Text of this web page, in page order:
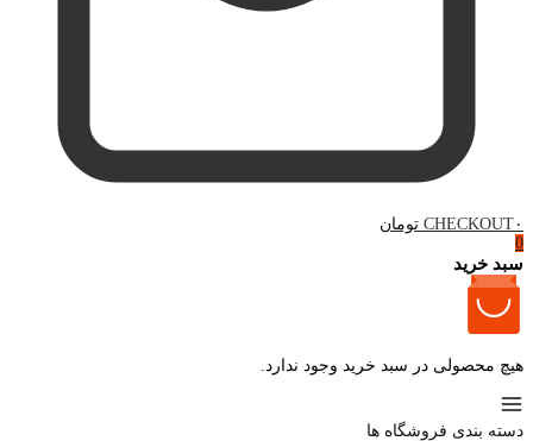
CHECKOUT ۰ تومان
0
سبد خرید
هیچ محصولی در سبد خرید وجود ندارد.
دسته بندی فروشگاه ها